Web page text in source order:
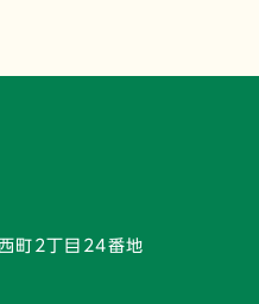
町2丁目24番地